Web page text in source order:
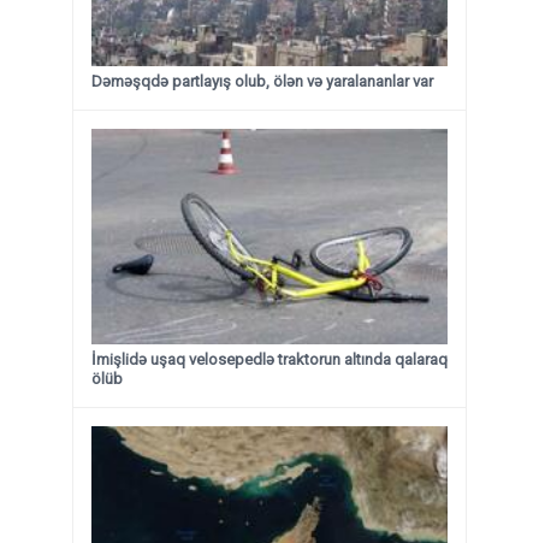
Dəməşqdə partlayış olub, ölən və yaralananlar var
İmişlidə uşaq velosepedlə traktorun altında qalaraq
ölüb